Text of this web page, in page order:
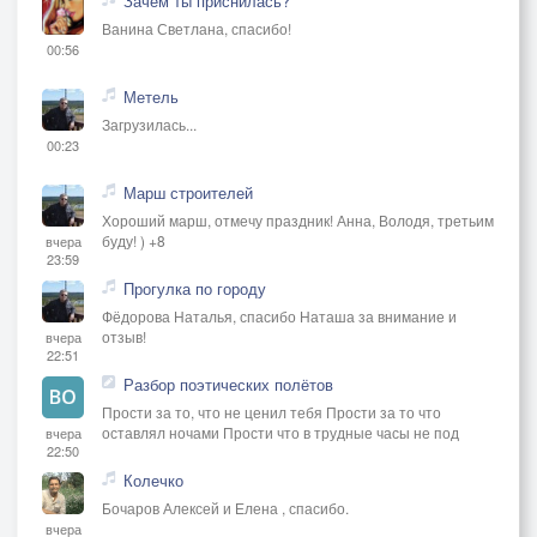
00:56
Ванина Светлана, спасибо!
00:23
Метель
Загрузилась...
вчера
23:59
Марш строителей
Хороший марш, отмечу праздник! Анна, Володя, третьим
буду! ) +8
вчера
22:51
Прогулка по городу
Фёдорова Наталья, спасибо Наташа за внимание и
отзыв!
вчера
22:50
Разбор поэтических полётов
Прости за то, что не ценил тебя Прости за то что
оставлял ночами Прости что в трудные часы не под
вчера
Колечко
Бочаров Алексей и Елена , спасибо.